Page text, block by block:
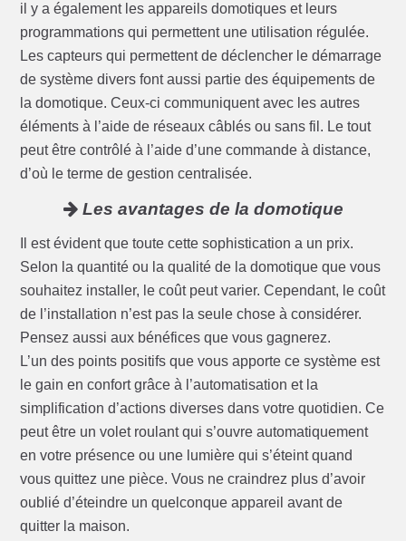
il y a également les appareils domotiques et leurs
programmations qui permettent une utilisation régulée.
Les capteurs qui permettent de déclencher le démarrage
de système divers font aussi partie des équipements de
la domotique. Ceux-ci communiquent avec les autres
éléments à l’aide de réseaux câblés ou sans fil. Le tout
peut être contrôlé à l’aide d’une commande à distance,
d’où le terme de gestion centralisée.
Les avantages de la domotique
Il est évident que toute cette sophistication a un prix.
Selon la quantité ou la qualité de la domotique que vous
souhaitez installer, le coût peut varier. Cependant, le coût
de l’installation n’est pas la seule chose à considérer.
Pensez aussi aux bénéfices que vous gagnerez.
L’un des points positifs que vous apporte ce système est
le gain en confort grâce à l’automatisation et la
simplification d’actions diverses dans votre quotidien. Ce
peut être un volet roulant qui s’ouvre automatiquement
en votre présence ou une lumière qui s’éteint quand
vous quittez une pièce. Vous ne craindrez plus d’avoir
oublié d’éteindre un quelconque appareil avant de
quitter la maison.